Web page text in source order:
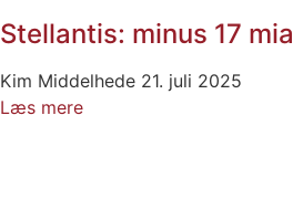
Stellantis: minus 17 mia
Kim Middelhede 21. juli 2025
Læs mere